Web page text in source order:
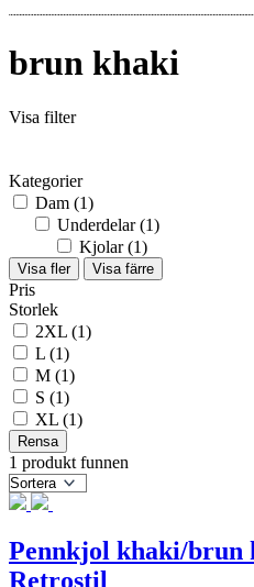
brun khaki
Visa filter
Kategorier
Dam (1)
Underdelar (1)
Kjolar (1)
Visa fler Visa färre
Pris
Storlek
2XL (1)
L (1)
M (1)
S (1)
XL (1)
Rensa
1 produkt funnen
Pennkjol khaki/brun
Retrostil